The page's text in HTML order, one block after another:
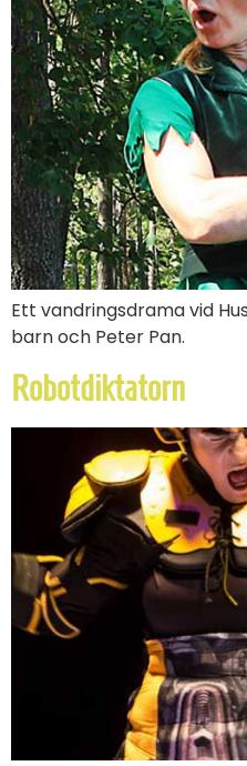
Ett vandringsdrama vid
barn och Peter Pan.
Robotdiktatorn